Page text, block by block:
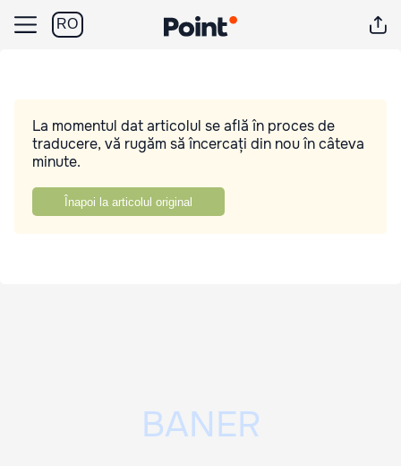
RO
La momentul dat articolul se află în proces de
traducere, vă rugăm să încercați din nou în câteva
minute.
Înapoi la articolul original